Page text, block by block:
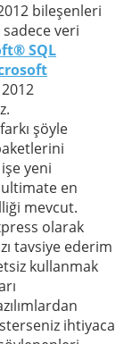
bileşenleri
veri
SQL
şöyle
yeni
en
mevcut.
olarak
tavsiye ederim
kullanmak
ihtiyaca